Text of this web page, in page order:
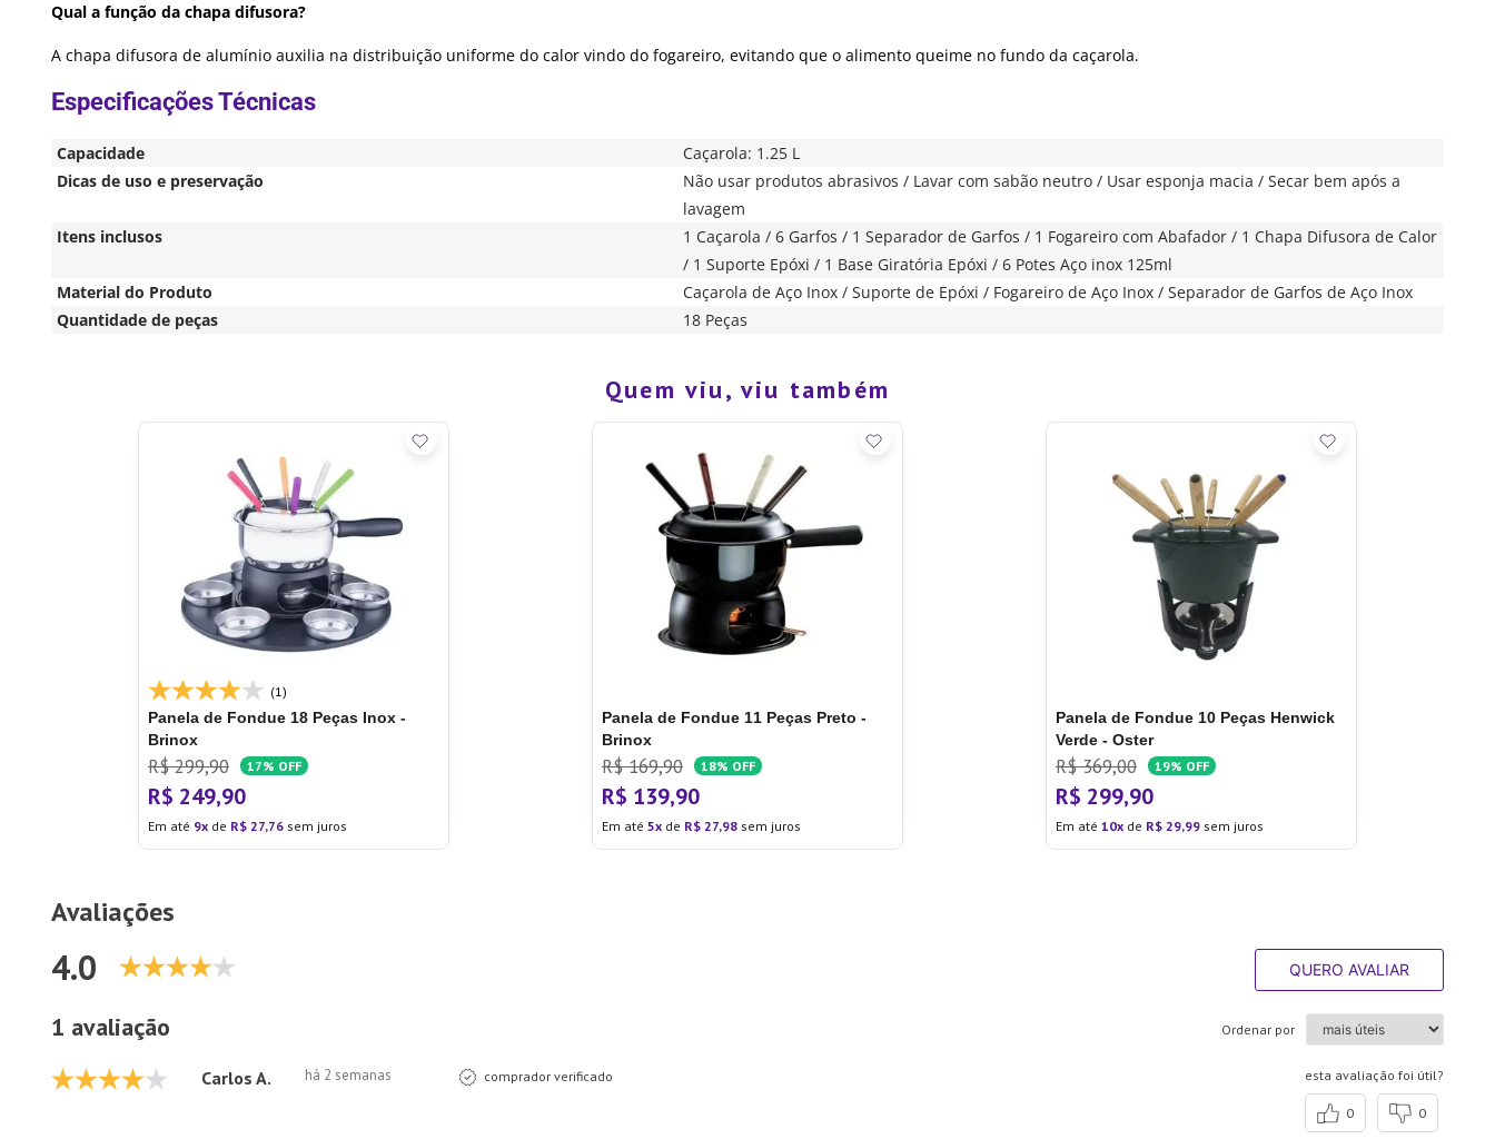
Qual a função da chapa difusora?
A chapa difusora de alumínio auxilia na distribuição uniforme do calor vindo do fogareiro, evitando que o alimento queime no fundo da caçarola.
Capacidade
Caçarola: 1.25 L
Dicas de uso e preservação
Não usar produtos abrasivos / Lavar com sabão neutro / Usar esponja macia / Secar bem após a
lavagem
Itens inclusos
1 Caçarola / 6 Garfos / 1 Separador de Garfos / 1 Fogareiro com Abafador / 1 Chapa Difusora de Calor
/ 1 Suporte Epóxi / 1 Base Giratória Epóxi / 6 Potes Aço inox 125ml
Material do Produto
Caçarola de Aço Inox / Suporte de Epóxi / Fogareiro de Aço Inox / Separador de Garfos de Aço Inox
Quantidade de peças
18 Peças
Quem viu, viu também
(1)
Panela de Fondue 18 Peças Inox -
Brinox
R$ 299,90 17% OFF
R$ 249,90
Em até 9 de R$ 27,76 sem juros
Panela de Fondue 11 Peças Preto -
Brinox
R$ 169,90 18% OFF
R$ 139,90
Em até 5 de R$ 27,98 sem juros
Panela de Fondue 10 Peças Henwick
Verde - Oster
R$ 369,00 19% OFF
R$ 299,90
Em até 10 de R$ 29,99 sem juros
Avaliações
4.0 QUERO AVALIAR
1 avaliação Ordenar por
Carlos A. há 2 semanas comprador verificado esta avaliação foi útil?
0 0